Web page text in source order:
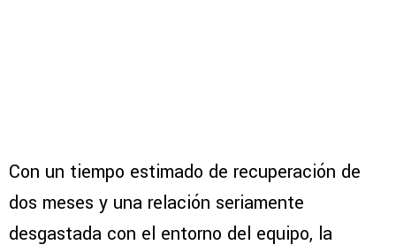
Con un tiempo estimado de recuperación de
dos meses y una relación seriamente
desgastada con el entorno del equipo, la